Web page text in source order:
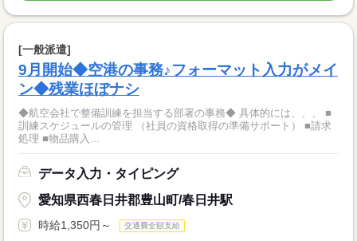
[一般派遣]
9月開始◆空港の事務♪フォーマット入力がメイ
ン◆残業ほぼナシ
◆航空会社で整備訓練を担当する部署の事務◆ 具体的には、、、 ■
訓練スケジュールの管理 （社員の資格取得の準備サポート） ■請求
処理 ■物品購入...
データ入力・タイピング
愛知県西春日井郡豊山町/春日井駅
時給1,350円～ 交通費全額支給